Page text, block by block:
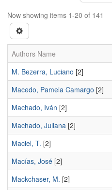
Now showing items 1-20 of 141
Authors Name
M. Bezerra, Luciano [2]
Macedo, Pamela Camargo [2]
Machado, Iván [2]
Machado, Juliana [2]
Maciel, T. [2]
Macías, José [2]
Mackchaser, M. [2]